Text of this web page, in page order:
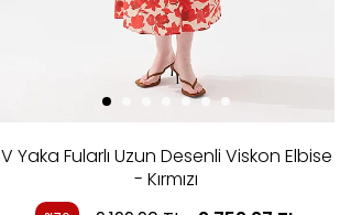
V Yaka Fularlı Uzun Desenli Viskon Elbise
- Kırmızı